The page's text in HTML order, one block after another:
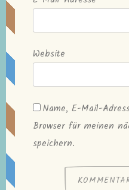
Website
Name, E-Mail-
Browser für meinen
speichern.